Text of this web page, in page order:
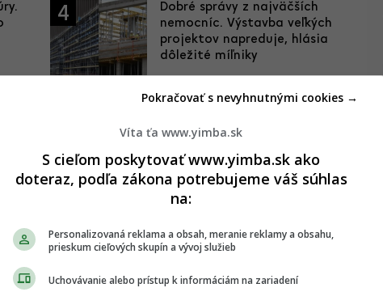
4
Dobré správy z najväčších
nemocníc. Výstavba veľkých
projektov napreduje, hlásia
dôležité míľniky
29.07.2026 21:16
projekte Vydrica, ktorý vznikne v jednej z najdôležitejších
jadrom mesta, areálom Bratislavského hradu a na dunajskom
náležitá pozornosť.
Víta ťa www.yimba.sk
S cieľom poskytovať www.yimba.sk ako
doteraz, podľa zákona potrebujeme váš súhlas
na:
Personalizovaná reklama a obsah, meranie reklamy a obsahu,
prieskum cieľových skupín a vývoj služieb
Uchovávanie alebo prístup k informáciám na zariadení
Pokračovať s nevyhnutnými cookies →